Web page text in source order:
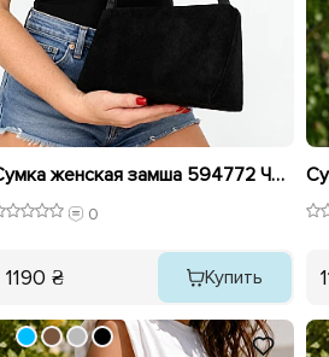
Сумка женская замша 594772 Черная
0
1190 ₴ Купить